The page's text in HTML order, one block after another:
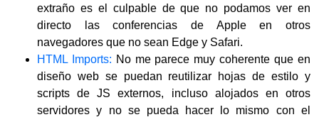
extraño es el culpable de que no podamos ver en
directo las conferencias de Apple en otros
navegadores que no sean Edge y Safari.
HTML Imports: No me parece muy coherente que en
diseño web se puedan reutilizar hojas de estilo y
scripts de JS externos, incluso alojados en otros
servidores y no se pueda hacer lo mismo con el